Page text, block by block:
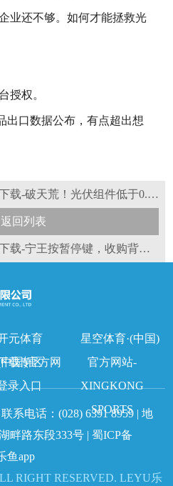
业还不够。如何才能拯救光
授权。
出口数据公布，有点超出想
上一条：乐鱼体育官网app下载-破天荒！光伏组件低于0.68元/W中标或违法
返回列表
下一条：乐鱼体育官网app下载-宁王按暂停键，收购背后的考量
元体育
中国)官方网
录入口
星空体育·(中国)
官方网站-
XINGKONG
SPORTS
载专区
系电话：(028) 6391 8959 | 地
畔路东段333号 |蜀ICP备
鱼app
RIGHT RESERVED. LEYU乐